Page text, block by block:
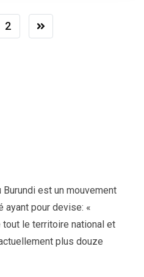
2
Burundi est un mouvement
ayant pour devise: «
tout le territoire national et
plus douze